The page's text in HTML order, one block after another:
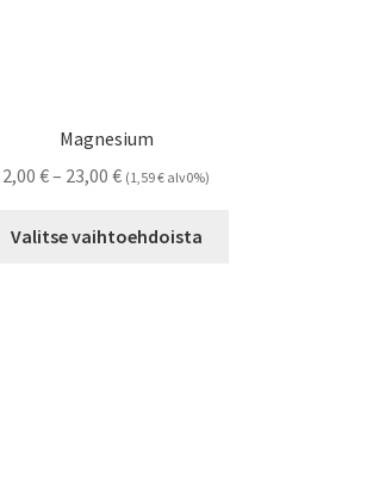
Magnesium
2,00 €– 23,00 €Hintaluokka:
-
(1,59€ alv0%)
Valitse vaihtoehdoista